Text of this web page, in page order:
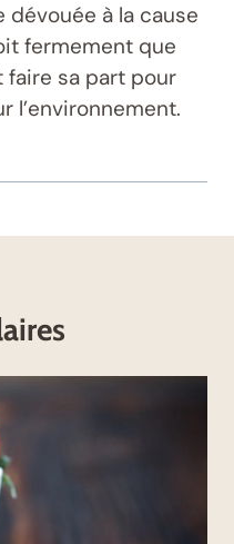
à la cause
fermement que
sa part pour
l’environnement.